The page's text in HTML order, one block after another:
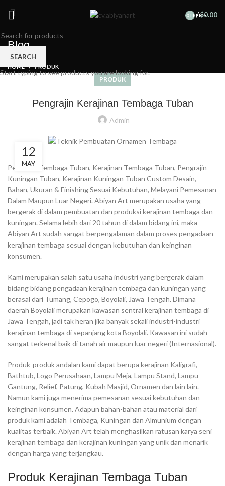
0 ITEMS
/$0.00
Blog
HOME PRODUK
PRODUK
Pengrajin Kerajinan Tembaga Tuban
Admin
12
MAY
Pengrajin Tembaga Tuban, Kerajinan Tembaga Tuban, Pengrajin
Kuningan Tuban, Kerajinan Kuningan Tuban Custom Desain,
Bahan, Ukuran & Finishing Sesuai Kebutuhan, Melayani Pemesanan
Dalam Maupun Luar Negeri. Abiyan Art merupakan usaha yang
bergerak di dalam pembuatan dan produksi kerajinan tembaga dan
kuningan. Selama lebih dari 20 tahun di dalam bidang ini, maka
Abiyan Art sudah sangat berpengalaman dalam proses pengadaan
kerajinan tembaga sesuai dengan kebutuhan dan keinginan
konsumen.
Kami merupakan salah satu usaha industri yang bergerak dalam
bidang bidang pengadaan kerajinan tembaga dan kuningan yang
berasal dari Tumang, Cepogo, Boyolali, Jawa Tengah. Dimana
daerah Boyolali merupakan kawasan sentral kerajinan tembaga di
Jawa Tengah, jadi tak heran jika banyak sekali industri-industri
kerajinan tembaga di sepanjang kota Boyolali. Kawasan ini sudah
sangat terkenal baik di tanah air maupun luar negeri (Internasional).
Produk-produk andalan kami dapat berupa kerajinan Kaligrafi,
Bathtub, Logo Perusahaan, Lampu Meja, Lampu Stand, Lampu
Gantung, Relief, Patung, Kubah Masjid, Ornamen dan lain lain.
Namun kami juga menerima pemesanan sesuai kebutuhan dan
keinginan konsumen. Adapun bahan-bahan atau material dari
produk kami adalah Tembaga, Kuningan dan Almunium dengan
kualitas terbaik. Abiyan Art telah menghasilkan ratusan karya seni
kerajinan tembaga dan kerajinan kuningan yang unik dan menarik
dengan harga yang terjangkau.
Produk Kerajinan Tembaga Tuban
SEARCH
Start typing to see products you are looking for.